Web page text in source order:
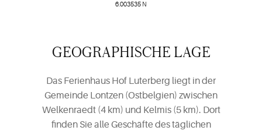
GEOGRAPHISCHE LAGE
Das Ferienhaus Hof Luterberg liegt in der
Gemeinde Lontzen (Ostbelgien) zwischen
Welkenraedt (4 km) und Kelmis (5 km). Dort
finden Sie alle Geschäfte des täglichen
6.003535 N